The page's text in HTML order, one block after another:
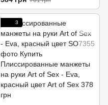
подарочная упаковка
3